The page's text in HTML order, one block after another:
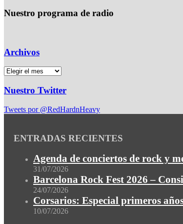
Nuestro programa de radio
Archivos
Nuestro Twitter
Tweets por @RedHardnHeavy
ENTRADAS RECIENTES
Agenda de conciertos de rock y
31/07/2026
Barcelona Rock Fest 2026 –
24/07/2026
Corsarios: Especial primeros
10/07/2026